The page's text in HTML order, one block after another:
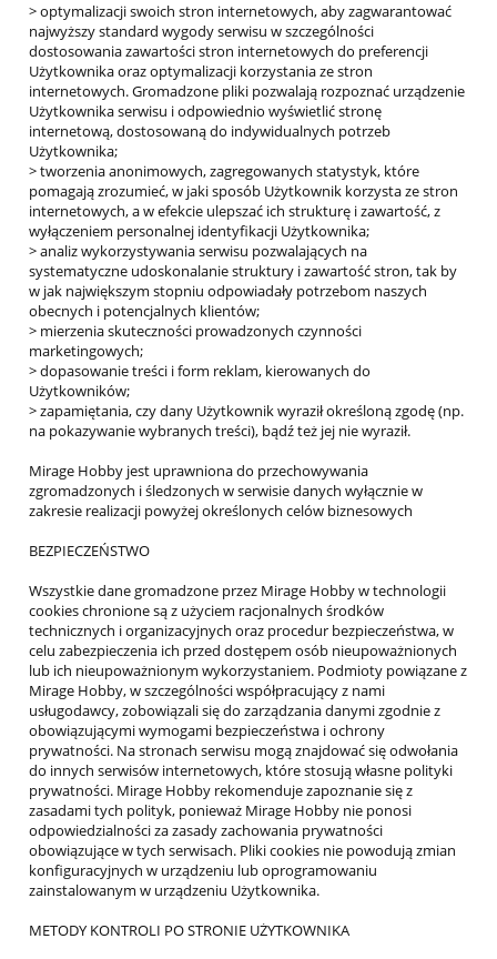
> optymalizacji swoich stron internetowych, aby zagwarantować
najwyższy standard wygody serwisu w szczególności
dostosowania zawartości stron internetowych do preferencji
Użytkownika oraz optymalizacji korzystania ze stron
internetowych. Gromadzone pliki pozwalają rozpoznać urządzenie
Użytkownika serwisu i odpowiednio wyświetlić stronę
internetową, dostosowaną do indywidualnych potrzeb
Użytkownika;
> tworzenia anonimowych, zagregowanych statystyk, które
pomagają zrozumieć, w jaki sposób Użytkownik korzysta ze stron
internetowych, a w efekcie ulepszać ich strukturę i zawartość, z
wyłączeniem personalnej identyfikacji Użytkownika;
> analiz wykorzystywania serwisu pozwalających na
systematyczne udoskonalanie struktury i zawartość stron, tak by
w jak największym stopniu odpowiadały potrzebom naszych
obecnych i potencjalnych klientów;
> mierzenia skuteczności prowadzonych czynności
marketingowych;
> dopasowanie treści i form reklam, kierowanych do
Użytkowników;
> zapamiętania, czy dany Użytkownik wyraził określoną zgodę (np.
na pokazywanie wybranych treści), bądź też jej nie wyraził.
Mirage Hobby jest uprawniona do przechowywania
zgromadzonych i śledzonych w serwisie danych wyłącznie w
zakresie realizacji powyżej określonych celów biznesowych
BEZPIECZEŃSTWO
Wszystkie dane gromadzone przez Mirage Hobby w technologii
cookies chronione są z użyciem racjonalnych środków
technicznych i organizacyjnych oraz procedur bezpieczeństwa, w
celu zabezpieczenia ich przed dostępem osób nieupoważnionych
lub ich nieupoważnionym wykorzystaniem. Podmioty powiązane z
Mirage Hobby, w szczególności współpracujący z nami
usługodawcy, zobowiązali się do zarządzania danymi zgodnie z
obowiązującymi wymogami bezpieczeństwa i ochrony
prywatności. Na stronach serwisu mogą znajdować się odwołania
do innych serwisów internetowych, które stosują własne polityki
prywatności. Mirage Hobby rekomenduje zapoznanie się z
zasadami tych polityk, ponieważ Mirage Hobby nie ponosi
odpowiedzialności za zasady zachowania prywatności
obowiązujące w tych serwisach. Pliki cookies nie powodują zmian
konfiguracyjnych w urządzeniu lub oprogramowaniu
zainstalowanym w urządzeniu Użytkownika.
METODY KONTROLI PO STRONIE UŻYTKOWNIKA